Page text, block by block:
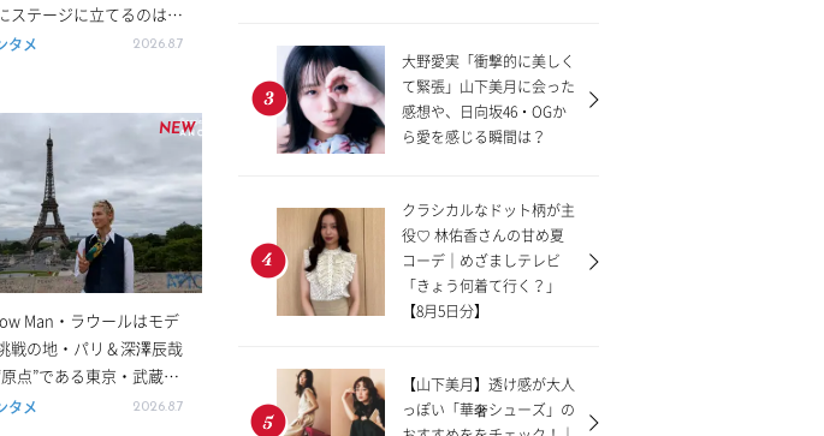
ステージに立てるのは本
夢のよう」『1万人の第
タメ 2026.8.7
NEW
Man・ラウールはモデ
戦の地・パリ＆深澤辰哉
原点”である東京・武蔵小
『ANOTHER SKY』出演
タメ 2026.8.7
大野愛実「衝撃的に美しく
て緊張」山下美月に会った
感想や、日向坂46・OGか
ら愛を感じる瞬間は？
クラシカルなドット柄が主
役♡ 林佑香さんの甘め夏
コーデ｜めざましテレビ
「きょう何着て行く？」
【8月5日分】
【山下美月】透け感が大人
っぽい「華奢シューズ」の